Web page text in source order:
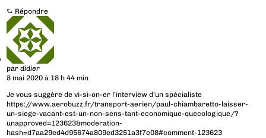
⮑ Répondre
pardidier
8 mai 2020 à 18 h 44 min
Je vous suggère de vi-si-on-er l’interview d’un spécialiste
https://www.aerobuzz.fr/transport-aerien/paul-chiambaretto-laisser-
un-siege-vacant-est-un-non-sens-tant-economique-quecologique/?
unapproved=123623&moderation-
hash=d7aa29ed4d95674a809ed3251a3f7e08#comment-123623